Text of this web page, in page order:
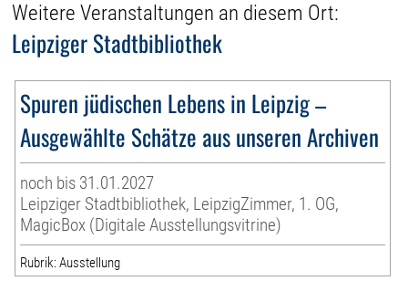
Weitere Veranstaltungen an diesem Ort:
Leipziger Stadtbibliothek
Spuren jüdischen Lebens in Leipzig –
Ausgewählte Schätze aus unseren Archiven
noch bis 31.01.2027
Leipziger Stadtbibliothek, LeipzigZimmer, 1. OG,
MagicBox (Digitale Ausstellungsvitrine)
Rubrik: Ausstellung